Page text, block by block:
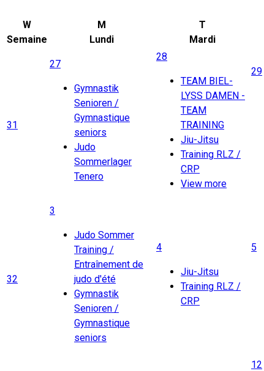
W
Semaine
M
Lundi
T
Mardi
31
27
Gymnastik
Senioren /
Gymnastique
seniors
Judo
Sommerlager
Tenero
28
TEAM BIEL-
LYSS DAMEN -
TEAM
TRAINING
Jiu-Jitsu
Training RLZ /
CRP
View more
29
32
3
Judo Sommer
Training /
Entraînement de
judo d'été
Gymnastik
Senioren /
Gymnastique
seniors
4
Jiu-Jitsu
Training RLZ /
CRP
5
12